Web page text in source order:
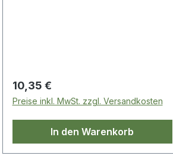
Regulärer Preis:
10,35 €
Preise inkl. MwSt. zzgl. Versandkosten
In den Warenkorb